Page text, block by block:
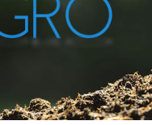
MUITO MAIS